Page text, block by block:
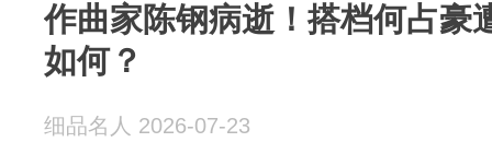
作曲家陈钢病逝！搭档何占豪
如何？
细品名人 2026-07-23